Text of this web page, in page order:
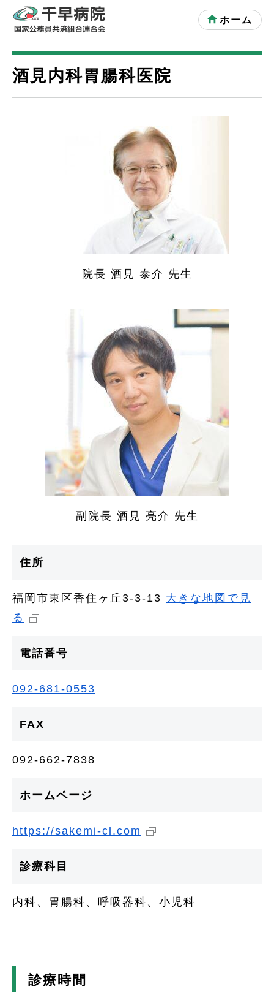
ホーム
酒見内科胃腸科医院
院長 酒見 泰介 先生
副院長 酒見 亮介 先生
住所
福岡市東区香住ヶ丘3-3-13 大きな地図で見
る
電話番号
092-681-0553
FAX
092-662-7838
ホームページ
https://sakemi-cl.com
診療科目
内科、胃腸科、呼吸器科、小児科
診療時間